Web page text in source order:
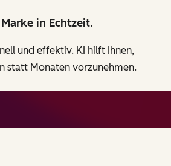
in Echtzeit.
und effektiv. KI hilft Ihnen,
statt Monaten vorzunehmen.